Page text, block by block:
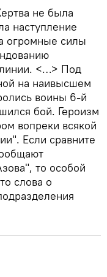
не была
наступление
огромные силы
линии. <…> Под
на наивысшем
воины 6-й
бой. Героизм
вопреки всякой
Если сравните
то особой
слова о